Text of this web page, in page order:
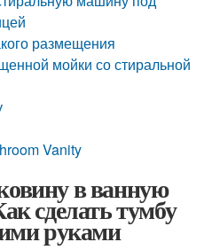
размещения
мойки со стиральной
Vanity
в ванную
сделать тумбу
руками